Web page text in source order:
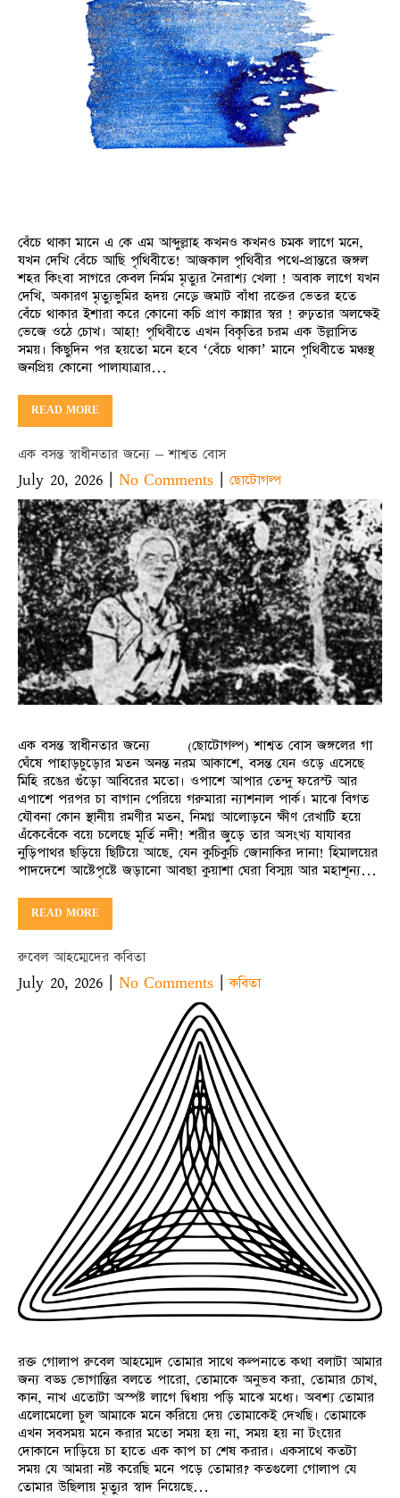
বেঁচে থাকা মানে এ কে এম আব্দুল্লাহ কখনও কখনও চমক লাগে মনে,
যখন দেখি বেঁচে আছি পৃথিবীতে! আজকাল পৃথিবীর পথে-প্রান্তরে জঙ্গল
শহর কিংবা সাগরে কেবল নির্মম মৃত্যুর নৈরাশ্য খেলা ! অবাক লাগে যখন
দেখি, অকারণ মৃত্যুভুমির হৃদয় নেড়ে জমাট বাঁধা রক্তের ভেতর হতে
বেঁচে থাকার ইশারা করে কোনো কচি প্রাণ কান্নার স্বর ! রুঢ়তার অলক্ষেই
ভেজে ওঠে চোখ। আহা! পৃথিবীতে এখন বিকৃতির চরম এক উল্লাসিত
সময়। কিছুদিন পর হয়তো মনে হবে ‘বেঁচে থাকা’ মানে পৃথিবীতে মঞ্চস্থ
জনপ্রিয় কোনো পালাযাত্রার…
READ MORE
এক বসন্ত স্বাধীনতার জন্যে – শাশ্বত বোস
July 20, 2026 | No Comments | ছোটোগল্প
এক বসন্ত স্বাধীনতার জন্যে (ছোটোগল্প) শাশ্বত বোস জঙ্গলের গা
ঘেঁষে পাহাড়চুড়োর মতন অনন্ত নরম আকাশে, বসন্ত যেন ওড়ে এসেছে
মিহি রঙের গুঁড়ো আবিরের মতো। ওপাশে আপার তেন্দু ফরেস্ট আর
এপাশে পরপর চা বাগান পেরিয়ে গরুমারা ন্যাশনাল পার্ক। মাঝে বিগত
যৌবনা কোন স্থানীয় রমণীর মতন, নিমগ্ন আলোড়নে ক্ষীণ রেখাটি হয়ে
এঁকেবেঁকে বয়ে চলেছে মূর্তি নদী! শরীর জুড়ে তার অসংখ্য যাযাবর
নুড়িপাথর ছড়িয়ে ছিটিয়ে আছে, যেন কুচিকুচি জোনাকির দানা! হিমালয়ের
পাদদেশে আষ্টেপৃষ্টে জড়ানো আবছা কুয়াশা ঘেরা বিস্ময় আর মহাশূন্য…
READ MORE
রুবেল আহম্মেদের কবিতা
July 20, 2026 | No Comments |কবিতা
রক্ত গোলাপ রুবেল আহম্মেদ তোমার সাথে কল্পনাতে কথা বলাটা আমার
জন্য বড্ড ভোগান্তির বলতে পারো, তোমাকে অনুভব করা, তোমার চোখ,
কান, নাখ এতোটা অস্পষ্ট লাগে দ্বিধায় পড়ি মাঝে মধ্যে। অবশ্য তোমার
এলোমেলো চুল আমাকে মনে করিয়ে দেয় তোমাকেই দেখছি। তোমাকে
এখন সবসময় মনে করার মতো সময় হয় না, সময় হয় না টংয়ের
দোকানে দাড়িয়ে চা হাতে এক কাপ চা শেষ করার। একসাথে কতটা
সময় যে আমরা নষ্ট করেছি মনে পড়ে তোমার? কতগুলো গোলাপ যে
তোমার উছিলায় মৃত্যুর স্বাদ নিয়েছে…